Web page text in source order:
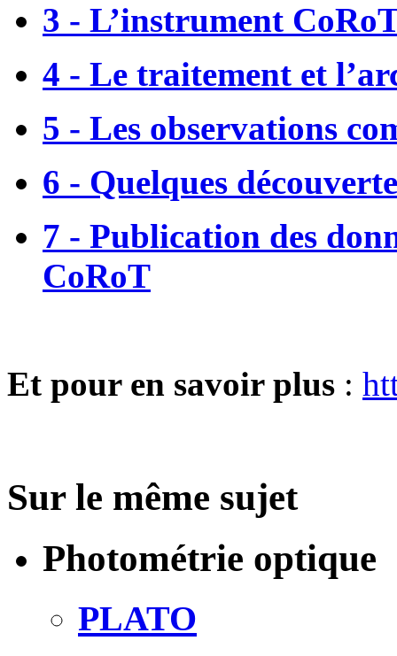
3 - L’instrument
4 - Le traitement et
5 - Les observations
6 - Quelques
7 - Publication des
CoRoT
Et pour en savoir plus :
Sur le même sujet
Photométrie optique
PLATO